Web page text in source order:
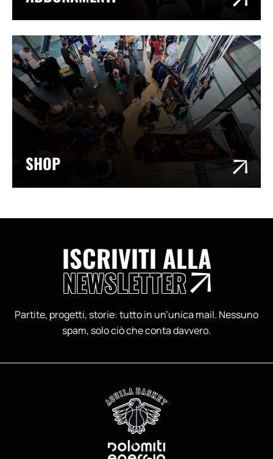
SHOP
ISCRIVITI ALLA
NEWSLETTER
Partite, progetti, storie: tutto in un’unica mail. Nessuno
spam, solo ciò che conta davvero.